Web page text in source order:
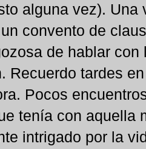
alguna vez).
convento de
de hablar
Recuerdo tardes
Pocos
tenía con aquella
intrigado por la